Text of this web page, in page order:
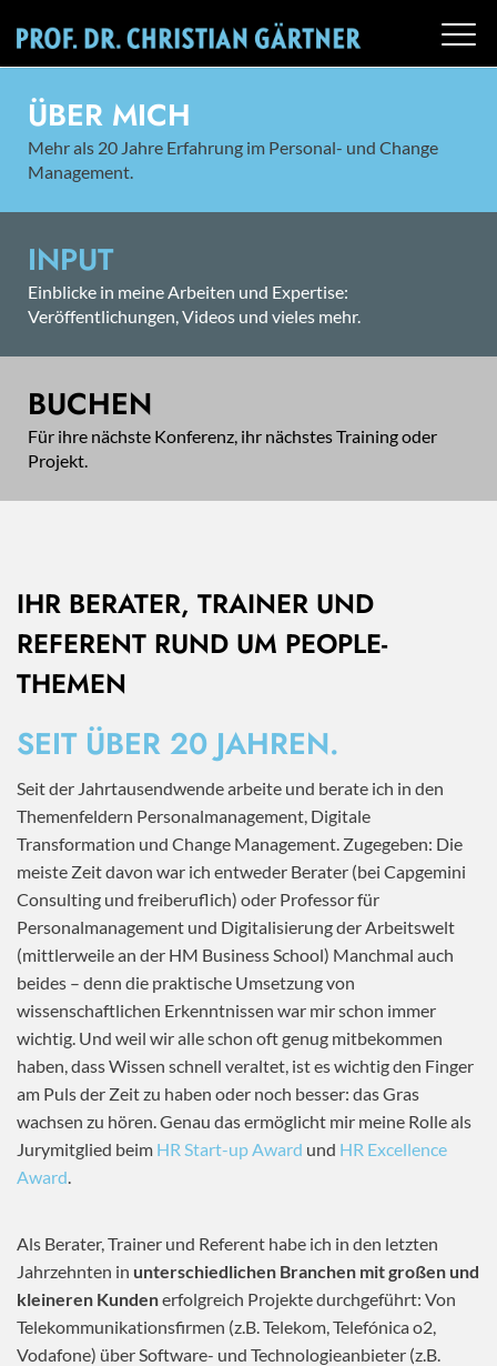
ÜBER MICH
Mehr als 20 Jahre Erfahrung im Personal- und Change
Management.
INPUT
Einblicke in meine Arbeiten und Expertise:
Veröffentlichungen, Videos und vieles mehr.
BUCHEN
Für ihre nächste Konferenz, ihr nächstes Training oder
Projekt.
IHR BERATER, TRAINER UND
REFERENT RUND UM PEOPLE-
THEMEN
SEIT ÜBER 20 JAHREN.
Seit der Jahrtausendwende arbeite und berate ich in den
Themenfeldern Personalmanagement, Digitale
Transformation und Change Management. Zugegeben: Die
meiste Zeit davon war ich entweder Berater (bei Capgemini
Consulting und freiberuflich) oder Professor für
Personalmanagement und Digitalisierung der Arbeitswelt
(mittlerweile an der HM Business School) Manchmal auch
beides – denn die praktische Umsetzung von
wissenschaftlichen Erkenntnissen war mir schon immer
wichtig. Und weil wir alle schon oft genug mitbekommen
haben, dass Wissen schnell veraltet, ist es wichtig den Finger
am Puls der Zeit zu haben oder noch besser: das Gras
wachsen zu hören. Genau das ermöglicht mir meine Rolle als
Jurymitglied beim HR Start-up Award und HR Excellence
Award.
Als Berater, Trainer und Referent habe ich in den letzten
Jahrzehnten in unterschiedlichen Branchen mit großen und
kleineren Kundenerfolgreich Projekte durchgeführt: Von
Telekommunikationsfirmen (z.B. Telekom, Telefónica o2,
Vodafone) über Software- und Technologieanbieter (z.B.